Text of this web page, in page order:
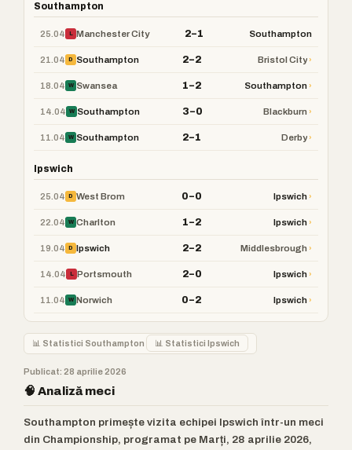
Southampton
25.04 L Manchester City 2–1 Southampton
21.04 D Southampton 2–2 Bristol City›
18.04 W Swansea 1–2 Southampton›
14.04 W Southampton 3–0 Blackburn›
11.04 W Southampton 2–1 Derby›
Ipswich
25.04 D West Brom 0–0 Ipswich›
22.04 W Charlton 1–2 Ipswich›
19.04 D Ipswich 2–2 Middlesbrough›
14.04 L Portsmouth 2–0 Ipswich›
11.04 W Norwich 0–2 Ipswich›
📊 Statistici Southampton 📊 Statistici Ipswich
Publicat: 28 aprilie 2026
🧠 Analiză meci
Southampton primește vizita echipei Ipswich într-un meci
din Championship, programat pe Marți, 28 aprilie 2026,